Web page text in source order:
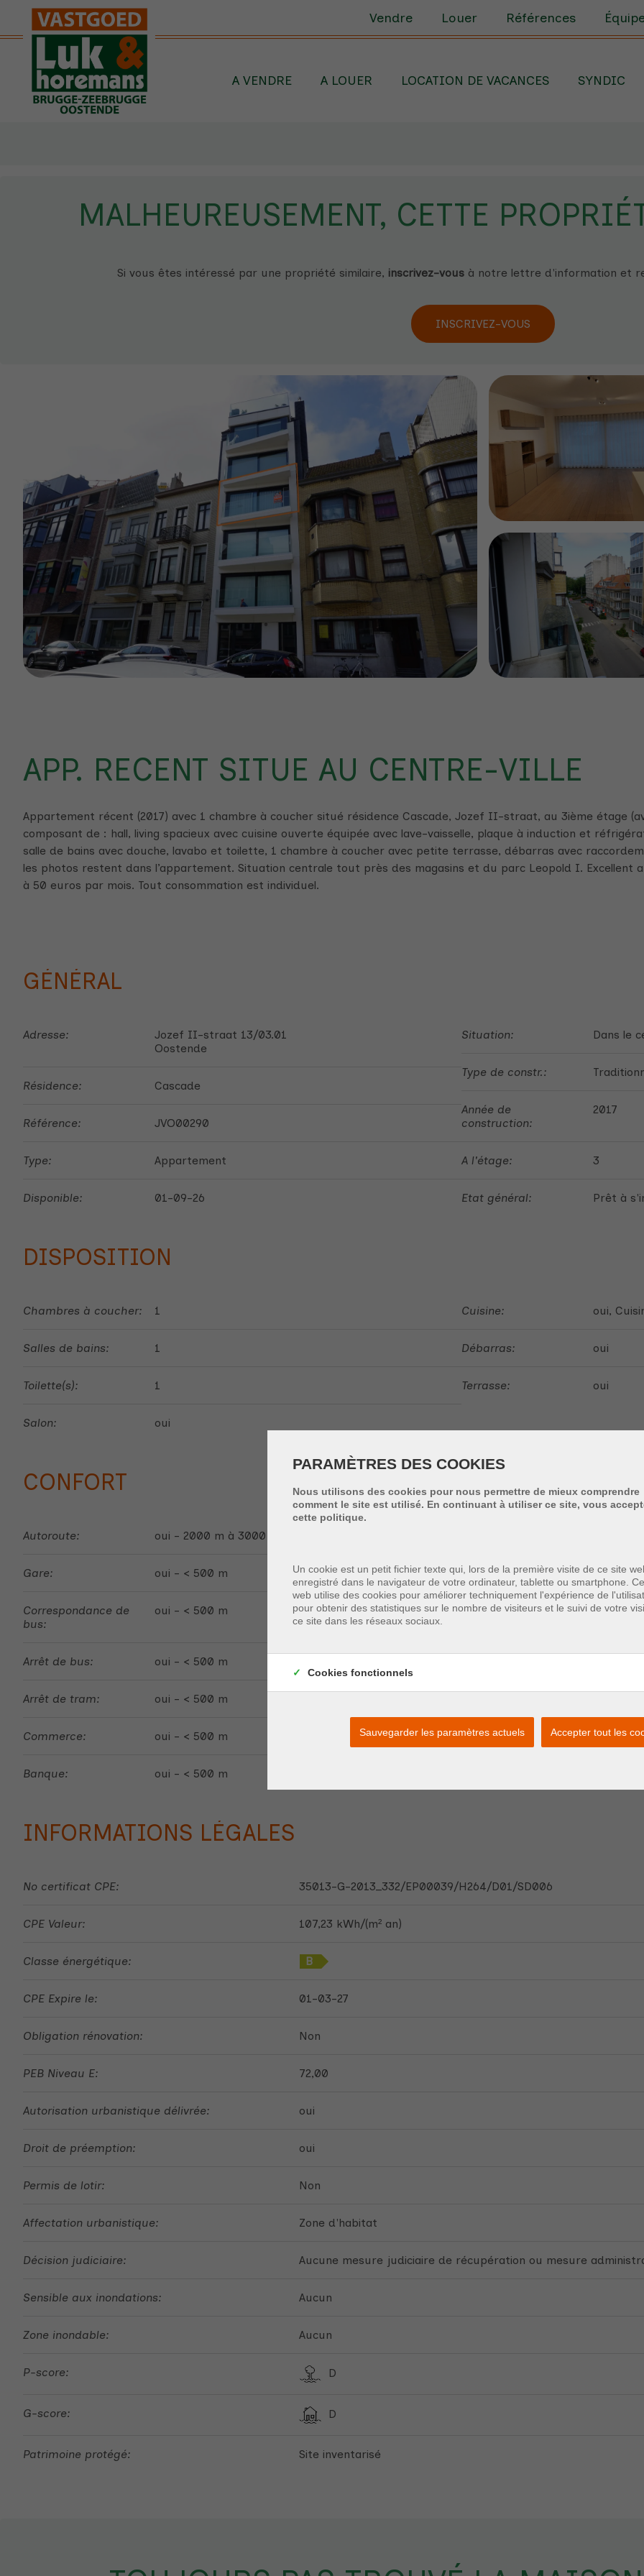
Passer le menu et aller au contenu
Vendre Louer Références
A VENDRE A LOUER LOCATION DE VACANCES SYNDIC
MALHEUREUSEMENT, CETTE
Si vous êtes intéressé par une propriété similaire, inscrivez-vousà notre lettre d'information et
INSCRIVEZ-VOUS
APP. RECENT SITUE AU CENTRE-VILLE
Appartement récent (2017) avec 1 chambre à coucher situé résidence Cascade, Jozef II-straat, au 3ième étage
composant de : hall, living spacieux avec cuisine ouverte équipée avec lave-vaisselle, plaque à induction et
salle de bains avec douche, lavabo et toilette, 1 chambre à coucher avec petite terrasse, débarras avec
les photos restent dans l’appartement. Situation centrale tout près des magasins et du parc Leopold I. Excellent
à 50 euros par mois. Tout consommation est individuel.
GÉNÉRAL
Adresse:
Jozef II-straat 13/03.01
Oostende
Résidence: Cascade
Référence: JVO00290
Type: Appartement
Disponible: 01-09-26
Situation: Dans le
Type de constr.:
Année de
construction:
2017
A l'étage: 3
Etat général: Prêt à
DISPOSITION
Chambres à coucher: 1
Salles de bains: 1
Toilette(s): 1
Salon: oui
Cuisine: oui,
Débarras: oui
Terrasse: oui
CONFORT
Autoroute: oui - 2000 m à 3000 m
Gare: oui - < 500 m
Correspondance de
bus:
oui - < 500 m
Arrêt de bus: oui - < 500 m
Arrêt de tram: oui - < 500 m
Commerce: oui - < 500 m
Banque: oui - < 500 m
Restaurant: oui - <
Chauffage:
Détecteur de fumée :
INFORMATIONS LÉGALES
No certificat CPE: 35013-G-2013_332/EP00039/H264/D01/SD006
CPE Valeur: 107,23 kWh/(m² an)
Classe énergétique: B
CPE Expire le: 01-03-27
Obligation rénovation: Non
PEB Niveau E: 72,00
Autorisation urbanistique délivrée: oui
Droit de préemption: oui
Permis de lotir: Non
Affectation urbanistique: Zone d'habitat
Décision judiciaire: Aucune mesure judiciaire de récupération ou mesure
Sensible aux inondations: Aucun
Zone inondable: Aucun
P-score: D
G-score: D
Patrimoine protégé: Site inventarisé
PARAMÈTRES DES COOKIES
Nous utilisons des cookies pour nous permettre de mieux comprendre
comment le site est utilisé. En continuant à utiliser ce site, vous
cette politique.
Un cookie est un petit fichier texte qui, lors de la première visite de ce site
enregistré dans le navigateur de votre ordinateur, tablette ou smartphone.
web utilise des cookies pour améliorer techniquement l'expérience de
pour obtenir des statistiques sur le nombre de visiteurs et le suivi de votre
ce site dans les réseaux sociaux.
Cookies fonctionnels
Sauvegarder les paramètres actuels Accepter tout les